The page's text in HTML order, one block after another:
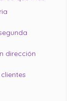
dirección